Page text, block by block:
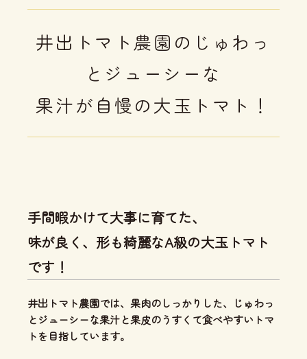
井出トマト農園のじゅわっ
とジューシーな
果汁が自慢の大玉トマト！
手間暇かけて大事に育てた、
味が良く、形も綺麗なA級の大玉トマト
です！
井出トマト農園では、 果肉のしっかりした、じゅわっ
とジューシーな果汁と果皮のうすくて食べやすいトマ
トを目指しています。